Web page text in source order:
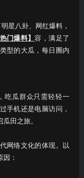
星八卦、网红爆料，
热门爆料】容，满足了
型的大瓜，每日圈内
吃瓜群众只需轻轻一
手机还是电脑访问，
田之旅。
网络文化的体现。以
：